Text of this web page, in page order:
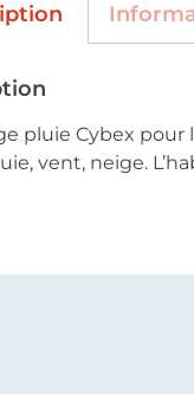
pluie Cybex
vent, neige.